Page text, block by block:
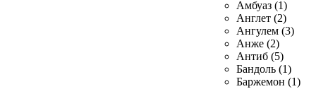
Амбуаз (1)
Англет (2)
Ангулем (3)
Анже (2)
Антиб (5)
Бандоль (1)
Баржемон (1)